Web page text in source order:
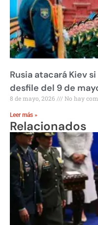
Rusia atacará Kiev
desfile del 9 de
8 de mayo, 2026 No hay
Leer más »
Relacionados